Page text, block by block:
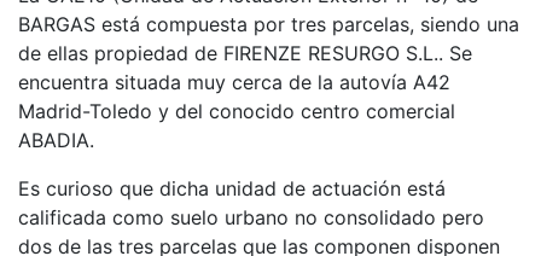
BARGAS está compuesta por tres parcelas, siendo una
de ellas propiedad de FIRENZE RESURGO S.L.. Se
encuentra situada muy cerca de la autovía A42
Madrid-Toledo y del conocido centro comercial
ABADIA.
Es curioso que dicha unidad de actuación está
calificada como suelo urbano no consolidado pero
dos de las tres parcelas que las componen disponen